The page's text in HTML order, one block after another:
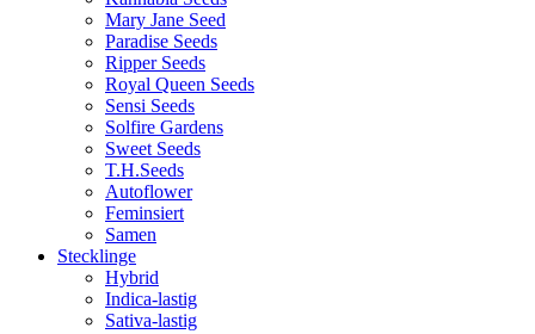
Mary Jane Seed
Paradise Seeds
Ripper Seeds
Royal Queen Seeds
Sensi Seeds
Solfire Gardens
Sweet Seeds
T.H.Seeds
Autoflower
Feminsiert
Samen
Stecklinge
Hybrid
Indica-lastig
Sativa-lastig